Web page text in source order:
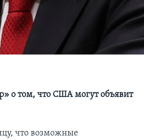
о том, что США могут объявит
что возможные